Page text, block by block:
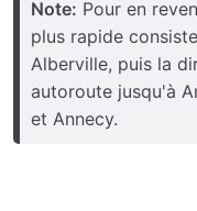
Note: Pour en
plus rapide
Alberville, puis la
autoroute jusqu'à
et Annecy.